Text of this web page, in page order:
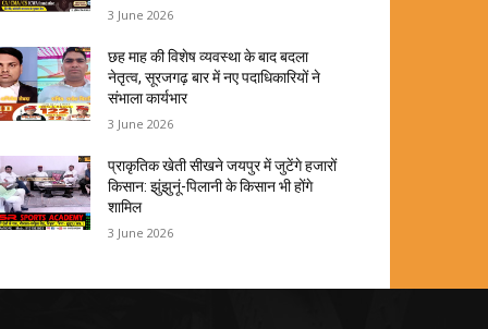
3 June 2026
छह माह की विशेष व्यवस्था के बाद बदला
नेतृत्व, सूरजगढ़ बार में नए पदाधिकारियों ने
संभाला कार्यभार
3 June 2026
प्राकृतिक खेती सीखने जयपुर में जुटेंगे हजारों
किसान: झुंझुनूं-पिलानी के किसान भी होंगे
शामिल
3 June 2026